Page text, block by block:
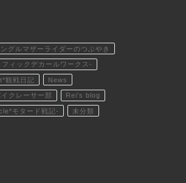
グルマザーライダーのつぶやき
ィックデカールワークス-
観戦日記 News
クレーサー部 Rei's blog
モタード戦記- 未分類